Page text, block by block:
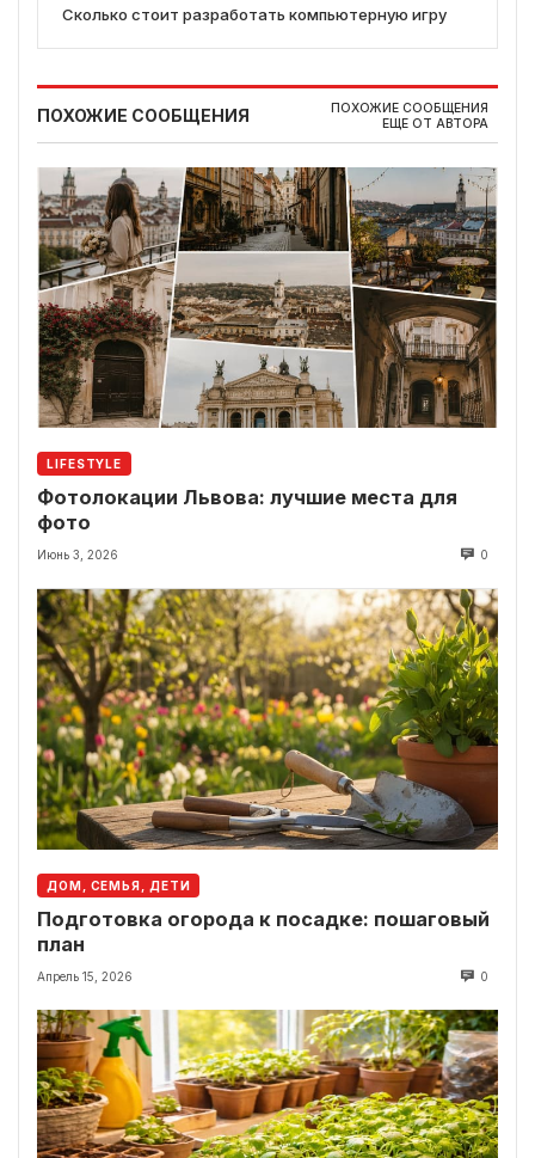
Сколько стоит разработать компьютерную игру
ПОХОЖИЕ СООБЩЕНИЯ
ПОХОЖИЕ СООБЩЕНИЯ
ЕЩЕ ОТ АВТОРА
LIFESTYLE
Фотолокации Львова: лучшие места для
фото
Июнь 3, 2026 0
ДОМ, СЕМЬЯ, ДЕТИ
Подготовка огорода к посадке: пошаговый
план
Апрель 15, 2026 0